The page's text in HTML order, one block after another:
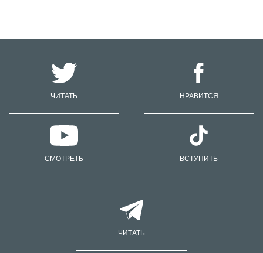
ЧИТАТЬ НРАВИТСЯ
СМОТРЕТЬ ВСТУПИТЬ
ЧИТАТЬ